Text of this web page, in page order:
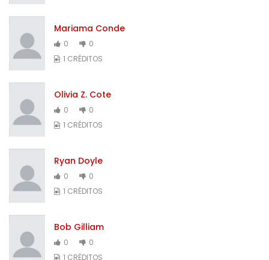
Mariama Conde
0
0
1 CRÉDITOS
Olivia Z. Cote
0
0
1 CRÉDITOS
Ryan Doyle
0
0
1 CRÉDITOS
Bob Gilliam
0
0
1 CRÉDITOS